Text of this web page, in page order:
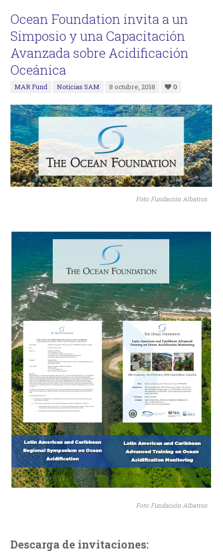
Ocean Foundation invita a un
Simposio y una Capacitación
Avanzada sobre Acidificación
Oceánica
MAR Fund Noticias SAM 8 octubre, 2018 0
Foto: Fundación Albatros
Foto: Fundación Albatros
Descarga de invitaciones: